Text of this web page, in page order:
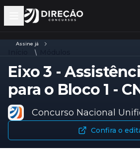
Open main menu
Assine já
Eixo 3 -
para o Bloco 1 -
Concurso Nacional
Confira o